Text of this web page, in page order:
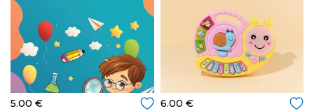
5.00 € 6.00 €